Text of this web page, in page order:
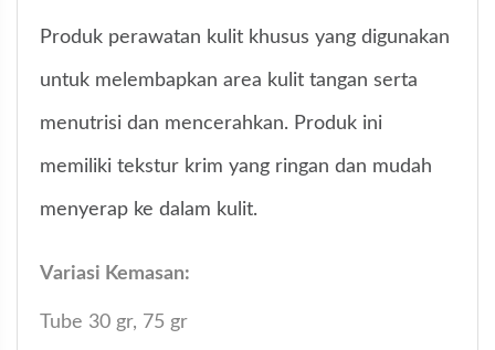
Produk perawatan kulit khusus yang digunakan
untuk melembapkan area kulit tangan serta
menutrisi dan mencerahkan. Produk ini
memiliki tekstur krim yang ringan dan mudah
menyerap ke dalam kulit.
Variasi Kemasan:
Tube 30 gr, 75 gr